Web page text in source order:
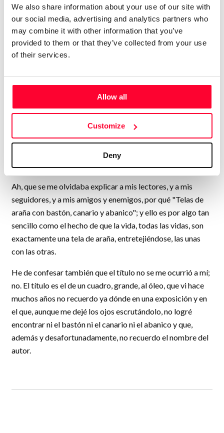
We also share information about your use of our site with
our social media, advertising and analytics partners who
may combine it with other information that you’ve
provided to them or that they’ve collected from your use
of their services.
Allow all
Customize
Deny
Send message Follow
Escritora, porque la escritura es lo que profeso. Pero, no
siendo la escritura mi fuente de ingresos, no me atrevería a
estuviera dispuesta a avenirme a complacer a nadie, lector
o editor. Ni a comprometerme a cumplir los plazos de
entrega a que deben ceñirse tantos de los que publican.
Literatura por encargo, como si el escritor fuera un sastre o
un fabricante de electrodomésticos. Me espanta el sólo
pensarlo.
No tengo formación académica.
Ah, que se me olvidaba explicar a mis lectores, y a mis
seguidores, y a mis amigos y enemigos, por qué "Telas de
araña con bastón, canario y abanico"; y ello es por algo tan
sencillo como el hecho de que la vida, todas las vidas, son
exactamente una tela de araña, entretejiéndose, las unas
con las otras.
He de confesar también que el título no se me ocurrió a mí;
no. El título es el de un cuadro, grande, al óleo, que vi hace
muchos años no recuerdo ya dónde en una exposición y en
el que, aunque me dejé los ojos escrutándolo, no logré
encontrar ni el bastón ni el canario ni el abanico y que,
además y desafortunadamente, no recuerdo el nombre del
autor.